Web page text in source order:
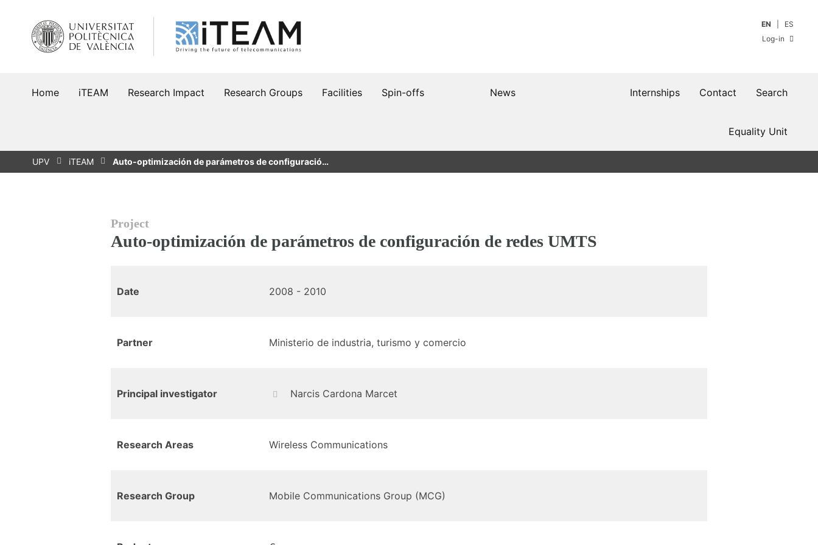
content
EN
ES
Log-in
Home iTEAM Research Impact Research Groups Facilities Spin-offs Search
Contact
Internships
News
Equality Unit
UPV iTEAM Auto-optimización de parámetros de configuració…
Project
Auto-optimización de parámetros de configuración de redes UMTS
Date 2008 - 2010
Partner Ministerio de industria, turismo y comercio
Principal investigator Narcis Cardona Marcet
Research Areas Wireless Communications
Research Group Mobile Communications Group (MCG)